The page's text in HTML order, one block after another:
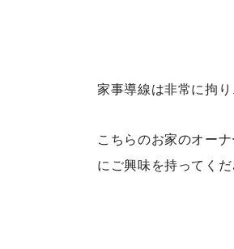
家事導線は非常に拘
こちらのお家のオー
にご興味を持ってくだ